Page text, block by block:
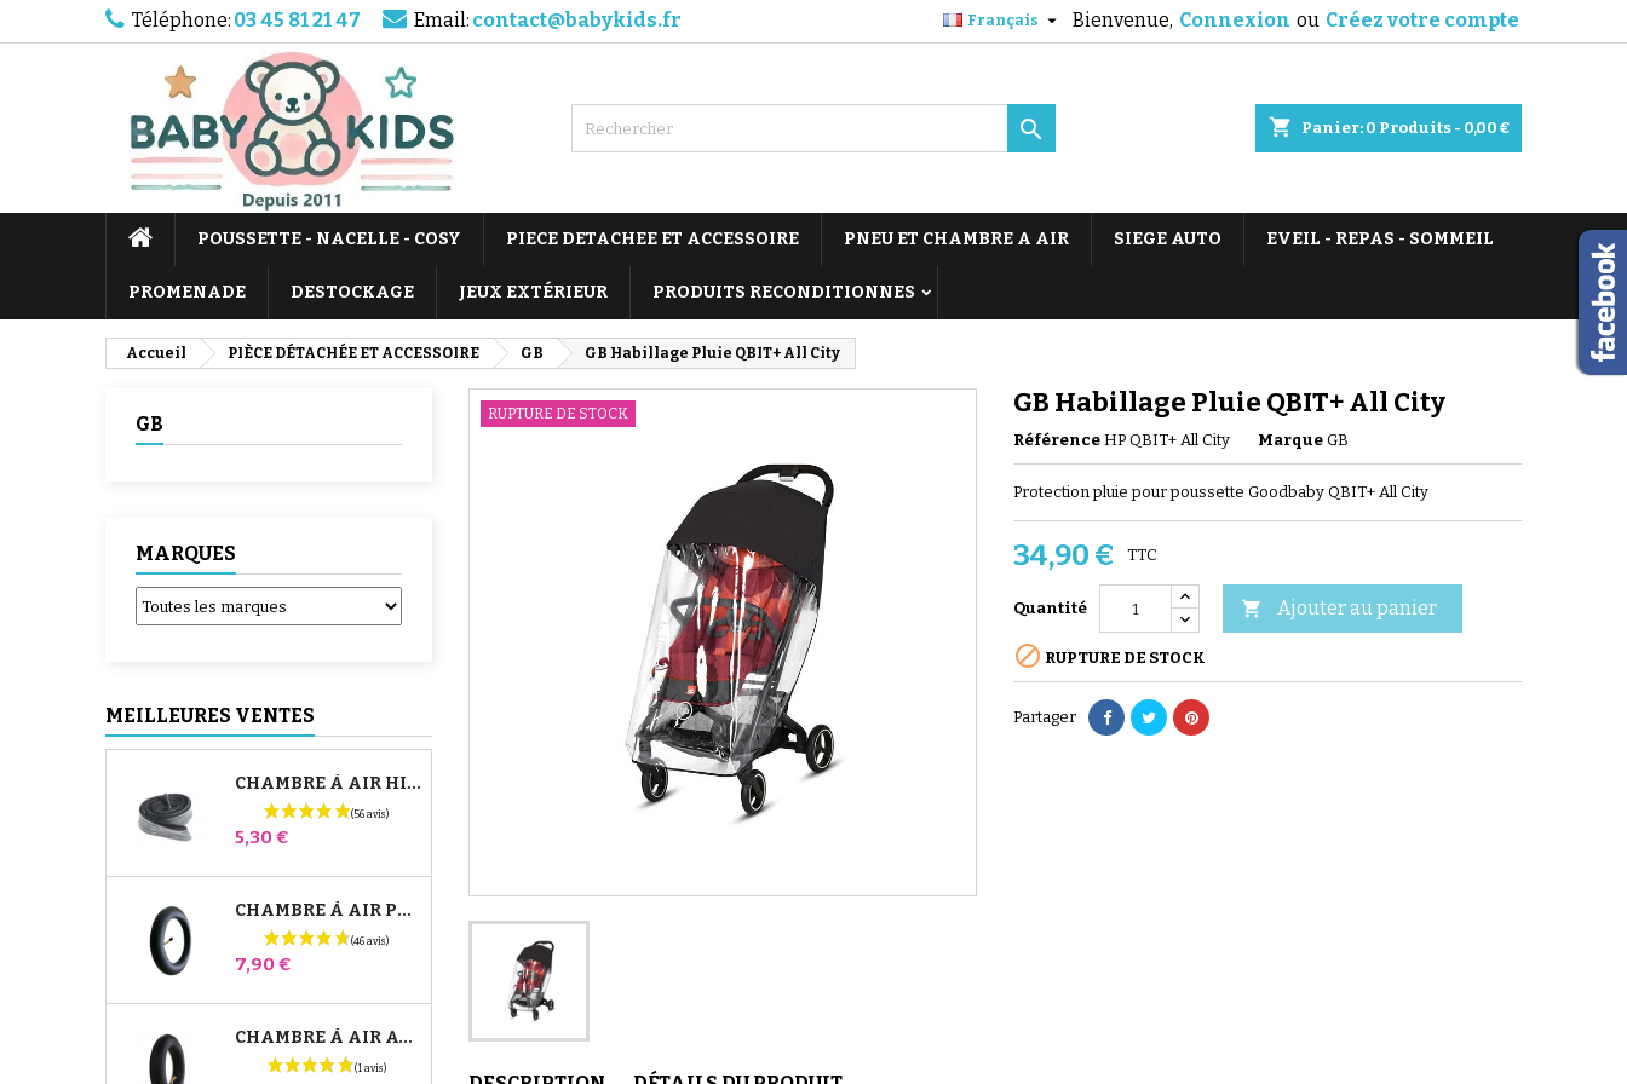
Téléphone: 03 45 81 21 47 Email: contact@babykids.fr Bienvenue, Connexion ou Créez votre compte
Français 
shopping_cart Panier: 0 Produits - 0,00 €

POUSSETTE - NACELLE - COSY PIECE DETACHEE ET ACCESSOIRE PNEU ET CHAMBRE A AIR SIEGE AUTO EVEIL - REPAS - SOMMEIL
PROMENADE DESTOCKAGE JEUX EXTÉRIEUR PRODUITS RECONDITIONNES
Accueil PIÈCE DÉTACHÉE ET ACCESSOIRE GB GB Habillage Pluie QBIT+ All City
GB
MARQUES
MEILLEURES VENTES
CHAMBRE À AIR HIGH TREK BÉBÉ CONFORT
Prix
5,30 €
CHAMBRE À AIR POUSSETTE JANÉ SLALOM PRO ET POWERTWIN
Prix
7,90 €
CHAMBRE À AIR AVANT POUSSETTE BUGABOO DONKEY
RUPTURE DE STOCK GB Habillage Pluie QBIT+ All City
Référence HP QBIT+ All City Marque GB
Protection pluie pour poussette Goodbaby QBIT+ All City
34,90 € TTC
Quantité  Ajouter au panier
 RUPTURE DE STOCK
Partager